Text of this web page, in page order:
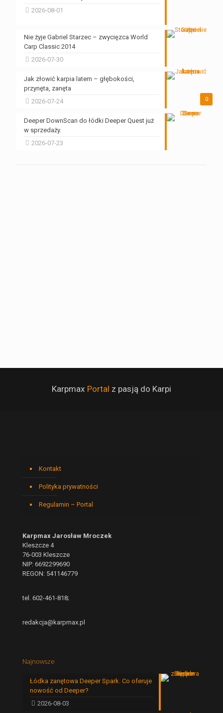
2026-08-01
Nie żyje Gabriel Starzec – zwycięzca World
Carp Classic 2014
2026-07-30
0
Jak złowić karpia latem – głębokości,
przynęta, zanęta
2026-07-24
Deeper DownScan do łódki Deeper Quest już
w sprzedaży.
2026-07-23
Karpmax Portal z pasją do Karpi
Kontakt
Polityka prywatności
Regulamin – Portal
Karpmax Jarosław Mroczek
Kleszcze 4
76-003 Kleszcze
NIP: 6692299690
REGON: 541146779
tel. 602-461-818;
redakcja@karpmax.pl
Najnowsze
Łódka zanętowa Deeper Spark. Co oferuje
nowość od Deeper?
2026-08-03